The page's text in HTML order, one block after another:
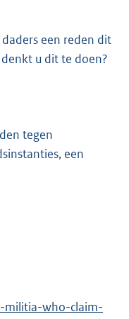
een reden dit
u dit te doen?
tegen
een
militia-who-claim-